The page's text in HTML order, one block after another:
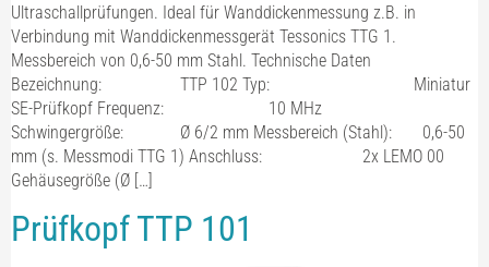
Ultraschallprüfungen. Ideal für Wanddickenmessung z.B. in
Verbindung mit Wanddickenmessgerät Tessonics TTG 1.
Messbereich von 0,6-50 mm Stahl. Technische Daten
Bezeichnung: TTP 102 Typ: Miniatur
SE-Prüfkopf Frequenz: 10 MHz
Schwingergröße: Ø 6/2 mm Messbereich (Stahl): 0,6-50
mm (s. Messmodi TTG 1) Anschluss: 2x LEMO 00
Gehäusegröße (Ø […]
Prüfkopf TTP 101